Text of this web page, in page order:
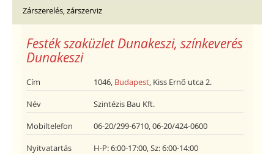
Zárszerelés, zárszerviz
Festék szaküzlet Dunakeszi, színkeverés
Dunakeszi
Cím 1046, Budapest , Kiss Ernő utca 2.
Név Szintézis Bau Kft.
Mobiltelefon 06-20/299-6710, 06-20/424-0600
Nyitvatartás H-P: 6:00-17:00, Sz: 6:00-14:00